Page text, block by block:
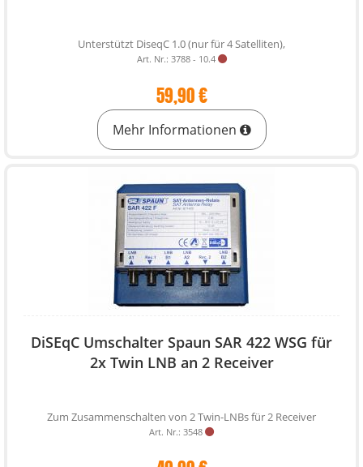
Unterstützt DiseqC 1.0 (nur für 4 Satelliten),
Art. Nr.: 3788 - 10.4
59,90 €
Mehr Informationen
DiSEqC Umschalter Spaun SAR 422 WSG für
2x Twin LNB an 2 Receiver
Zum Zusammenschalten von 2 Twin-LNBs für 2 Receiver
Art. Nr.: 3548